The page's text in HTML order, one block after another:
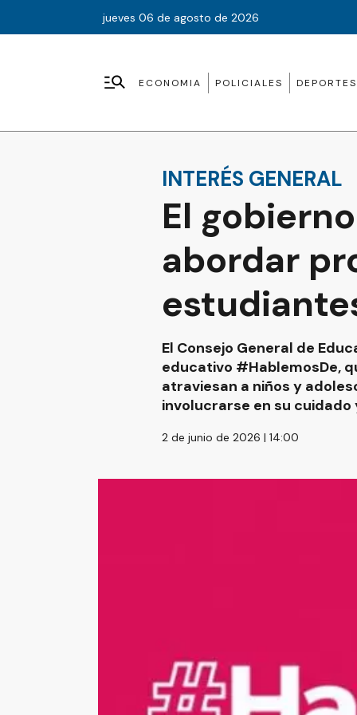
jueves 06 de agosto de 2026
ECONOMIA POLICIALES DEPORTES
INTERÉS GENERAL
El
abordar
El Consejo General de
educativo #HablemosDe,
atraviesan a niños y
involucrarse en su
2 de junio de 2026 | 14:00